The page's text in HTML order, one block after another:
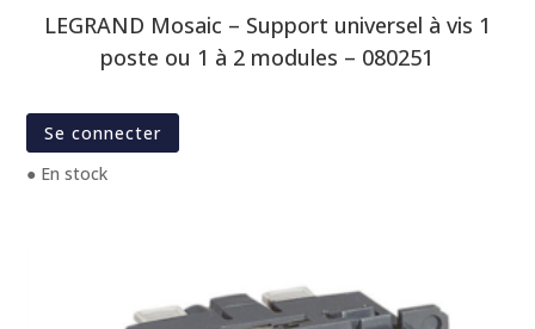
LEGRAND Mosaic – Support universel à vis 1
poste ou 1 à 2 modules – 080251
Se connecter
● En stock